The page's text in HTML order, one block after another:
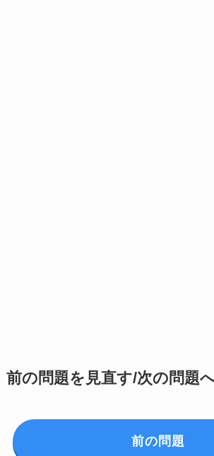
前の問題を見直す/次の問題
前の問題